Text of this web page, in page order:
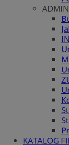
KATALOG